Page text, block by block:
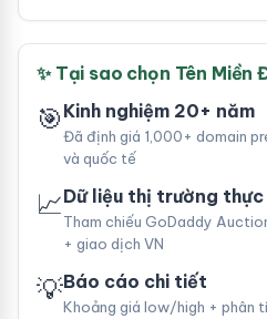
✨ Tại sao chọn Tên
🎯 Kinh nghiệm 20+ năm
Đã định giá 1,000+ domain
và quốc tế
📈Dữ liệu thị trường thực
Tham chiếu GoDaddy
+ giao dịch VN
💡Báo cáo chi tiết
Khoảng giá low/high + phân